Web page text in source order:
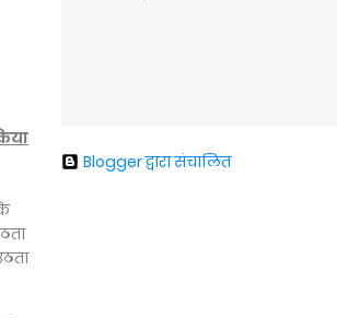
Blogger द्वारा संचालित